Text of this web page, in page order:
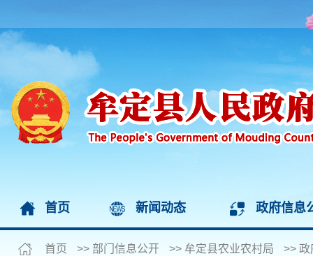
首页 新闻动态 政府信息
首页 >> 部门信息公开 >> 牟定县农业农村局 >> 政